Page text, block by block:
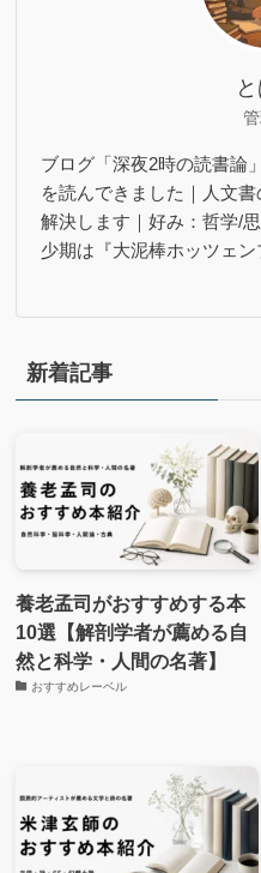
ブログ「深夜2時の読書論
を読んできました｜人文
解決します｜好み：哲学/
少期は『大泥棒ホッツェン
新着記事
養老孟司がおすすめする本
10選【解剖学者が薦める自
然と科学・人間の名著】
おすすめレーベル